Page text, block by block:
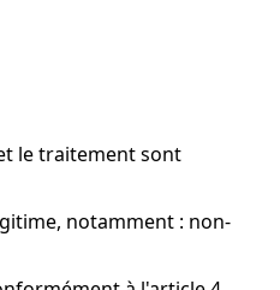
le traitement sont
notamment : non-